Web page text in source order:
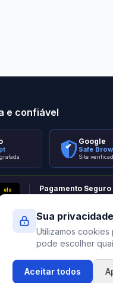
e confiável
Google
Safe
Site
elo Pagamento Seguro
Sua
Utilizamos
pode escolher
Aceitar todos